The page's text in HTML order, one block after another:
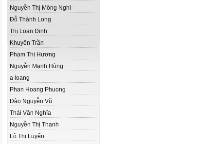
Nguyễn Thị Mông Nghi
Đỗ Thành Long
Thị Loan Đinh
Khuyên Trần
Phạm Thị Hương
Nguyễn Mạnh Hùng
a loang
Phan Hoang Phuong
Đào Nguyễn Vũ
Thái Văn Nghĩa
Nguyễn Thị Thanh
Lô Thị Luyến